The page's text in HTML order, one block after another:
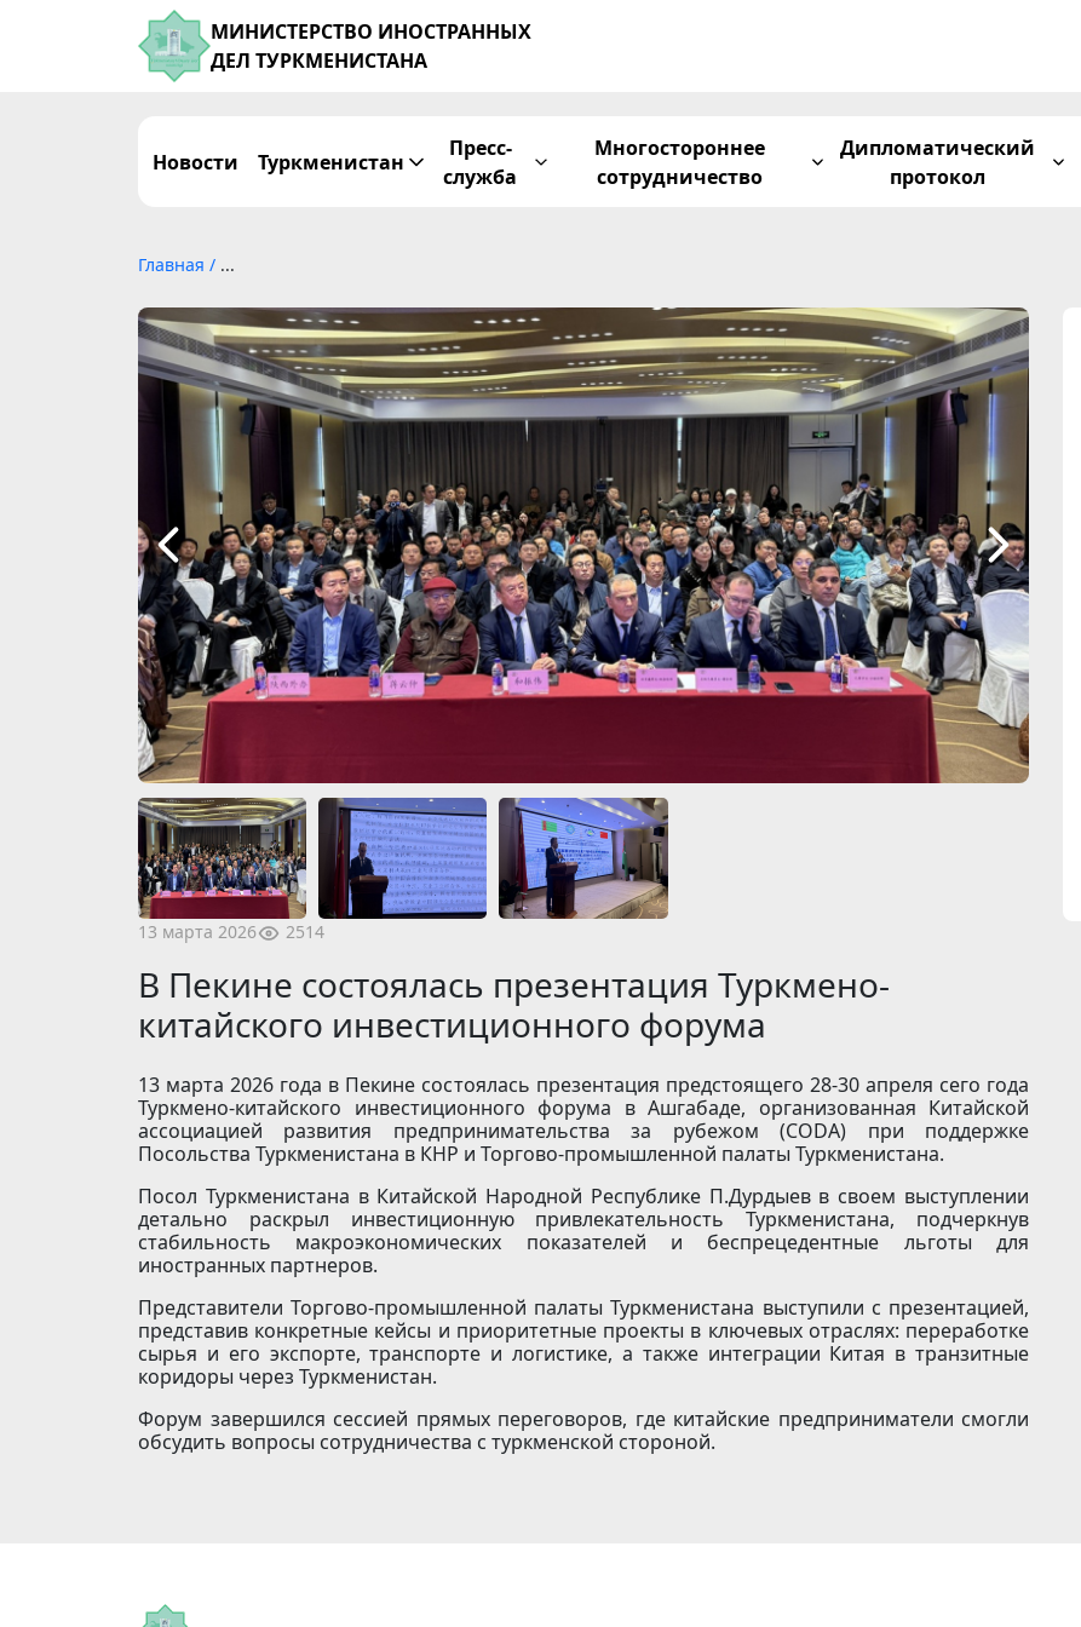
МИНИСТЕРСТВО ИНОСТРАННЫХ
ДЕЛ ТУРКМЕНИСТАНА
Новости Туркменистан
Пресс-
служба
Многостороннее
сотрудничество
Дипломатический
протокол
Главная / ...
13 марта 2026 2514
В Пекине состоялась презентация Туркмено-
китайского инвестиционного форума
13 марта 2026 года в Пекине состоялась презентация предстоящего 28-30 апреля сего года
Туркмено-китайского инвестиционного форума в Ашгабаде, организованная Китайской
ассоциацией развития предпринимательства за рубежом (CODA) при поддержке
Посольства Туркменистана в КНР и Торгово-промышленной палаты Туркменистана.
Посол Туркменистана в Китайской Народной Республике П.Дурдыев в своем выступлении
детально раскрыл инвестиционную привлекательность Туркменистана, подчеркнув
стабильность макроэкономических показателей и беспрецедентные льготы для
иностранных партнеров.
Представители Торгово-промышленной палаты Туркменистана выступили с презентацией,
представив конкретные кейсы и приоритетные проекты в ключевых отраслях: переработке
сырья и его экспорте, транспорте и логистике, а также интеграции Китая в транзитные
коридоры через Туркменистан.
Форум завершился сессией прямых переговоров, где китайские предприниматели смогли
обсудить вопросы сотрудничества с туркменской стороной.